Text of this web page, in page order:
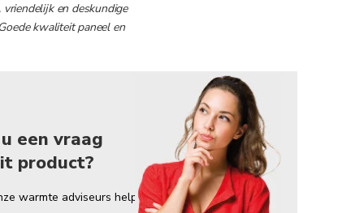
vriendelijk en deskundige
kwaliteit paneel en
een vraag
product?
warmte adviseurs helpt